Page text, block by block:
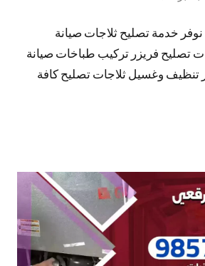
تعليقات
خدمة تصليح ثلاجات صيانة
تصليح فريزر تركيب طباخات صيانة
تنظيف وغسيل ثلاجات تصليح كافة